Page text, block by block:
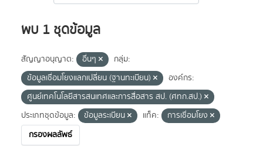
พบ 1 ชุดข้อมูล
สัญญาอนุญาต: อื่นๆ
กลุ่ม:
ข้อมูลเชื่อมโยงแลกเปลี่ยน (ฐานทะเบียน)
องค์กร:
ศูนย์เทคโนโลยีสารสนเทศและการสื่อสาร สป. (ศทก.สป.)
ประเภทชุดข้อมูล:
ข้อมูลระเบียน แท็ค:
การเชื่อมโยง
กรองผลลัพธ์